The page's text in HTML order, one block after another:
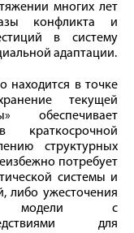
многих лет
конфликта и
в систему
адаптации.
находится в точке
текущей
обеспечивает
краткосрочной
структурных
потребует
системы и
либо ужесточения
модели с
для